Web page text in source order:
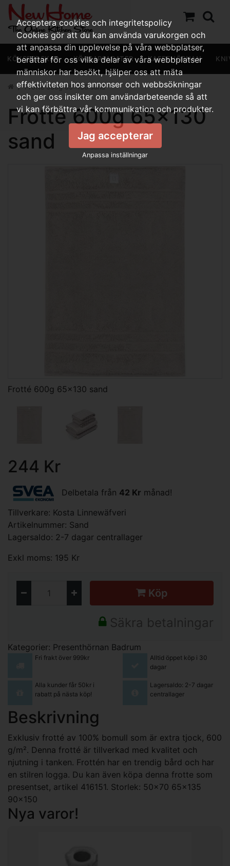
KÖKSREDSKAP KÖKSAPPARATER KAFFEHÖRNAN
Frotté 600g 65x130 sand
Frotté 600g 65x130
sand
Frotté 600g 65x130 sand
244 Kr
Delbetala från 42 Kr månad!
Tillverkare: Kosta Linnewäfveri
Artikelnummer: Sand
Lagersaldo: 2-7 dagar centrallager
Exkl moms: 195 Kr
Köp
Säkra betalningar
Kategorier: Presenthörnan Badrum
Fri frakt över 999kr
Alltid öppet köp i 30
dagar
Alla kunder får 50kr i
rabatt på nästa köp!
Lagersaldo: 2-7 dagar
centrallager
Beskrivning
Exklusiv frotté av 100% bomull som är extra tjock, 600
g/m². Denna frotté är tillverkad med kvalitet och
njutning i tanken. Frottén har en trendig bård och har
en stilren logga. Du kan även köpa denna frotte som
presentset, artikel 416151. Storlek: 50x70 65x135
90x150
Nya varor!
Acceptera cookies och integritetspolicy
Cookies gör att du kan använda varukorgen och
att anpassa din upplevelse på våra webbplatser,
berättar för oss vilka delar av våra webbplatser
människor har besökt, hjälper oss att mäta
effektiviteten hos annonser och webbsökningar
och ger oss insikter om användarbeteende så att
vi kan förbättra vår kommunikation och produkter.
Jag accepterar
Anpassa inställningar